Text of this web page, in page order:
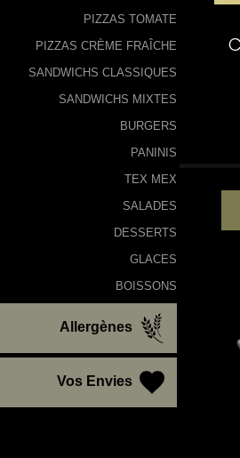
PIZZAS TOMATE
PIZZAS CRÈME FRAÎCHE
SANDWICHS CLASSIQUES
SANDWICHS MIXTES
BURGERS
PANINIS
TEX MEX
SALADES
DESSERTS
GLACES
BOISSONS
Allergènes
Vos Envies